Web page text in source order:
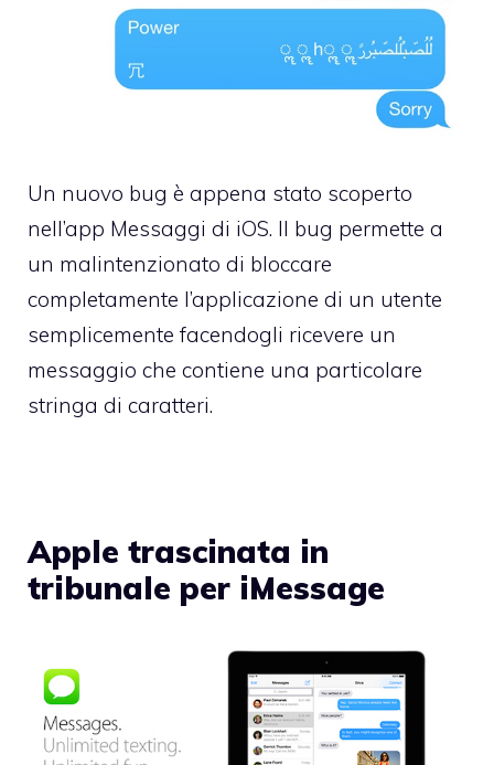
Un nuovo bug è appena stato scoperto
nell’app Messaggi di iOS. Il bug permette a
un malintenzionato di bloccare
completamente l’applicazione di un utente
semplicemente facendogli ricevere un
messaggio che contiene una particolare
stringa di caratteri.
Apple trascinata in
tribunale per iMessage